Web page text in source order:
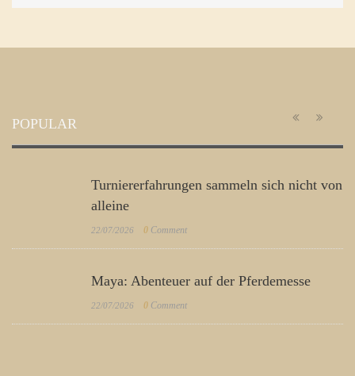
POPULAR
Turniererfahrungen sammeln sich nicht von
alleine
22/07/2026 0 Comment
Maya: Abenteuer auf der Pferdemesse
22/07/2026 0 Comment